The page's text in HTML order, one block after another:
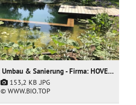
1. Platz - KATEGORIE: Umbau & Sanierung - Firma: HOVENIERSGEBROEDERS bvba
153,2 KB .JPG
© WWW.BIO.TOP